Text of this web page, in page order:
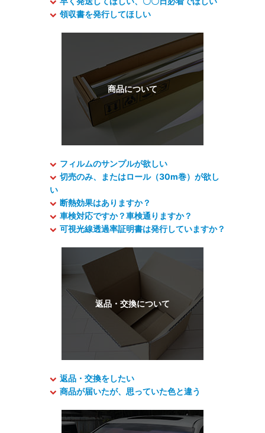
領収書を発行してほしい
フィルムのサンプルが欲しい
切売のみ、またはロール（30m巻）が欲し
い
断熱効果はありますか？
車検対応ですか？車検通りますか？
可視光線透過率証明書は発行していますか？
返品・交換をしたい
商品が届いたが、思っていた色と違う